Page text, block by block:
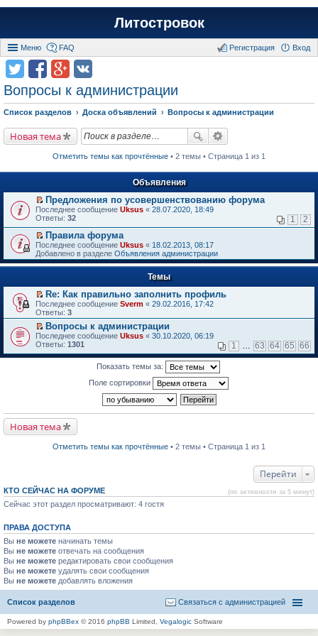
Литостровок
Меню FAQ Вход
Регистрация
Вопросы к администрации
Список разделов Доска объявлений Вопросы к администрации
Новая тема
Отметить темы как прочтённые • 2 темы • Страница 1 из 1
Объявления
П
е
е
й
т
и
к
р
в
о
м
у
н
е
п
р
н
н
о
м
щ
е
н
Предложения по усовершенствованию форума
Последнее сообщение Uksus « 28.07.2020, 18:49
Ответы: 32 1 2
П
е
р
е
т
и
к
п
е
р
в
о
м
ч
и
т
с
о
о
щ
е
н
и
ю
Правила форума
Последнее сообщение Uksus « 18.02.2013, 08:17
Добавлено в разделе Объявления администрации
Темы
П
е
р
е
й
т
и
м
у
н
е
т
а
н
о
м
у
с
о
б
щ
е
н
ю
Re: Как правильно заполнить профиль
Последнее сообщение Sverm « 29.02.2016, 17:42
Ответы: 3
П
е
е
р
в
о
р
о
ч
а
н
н
о
м
у
с
о
б
щ
е
н
Вопросы к администрации
Последнее сообщение Uksus « 30.10.2020, 06:19
Ответы: 1301 1 … 63 64 65 66
Показать темы за:
Поле сортировки
Новая тема
Отметить темы как прочтённые • 2 темы • Страница 1 из 1
Перейти
КТО СЕЙЧАС НА ФОРУМЕ (по активности за 5 минут)
Сейчас этот раздел просматривают: 4 гостя
ПРАВА ДОСТУПА
Вы не можете начинать темы
Вы не можете отвечать на сообщения
Вы не можете редактировать свои сообщения
Вы не можете удалять свои сообщения
Вы не можете добавлять вложения
Список разделов Связаться с администрацией
Powered by phpBBex © 2016 phpBB Limited, Vegalogic Software